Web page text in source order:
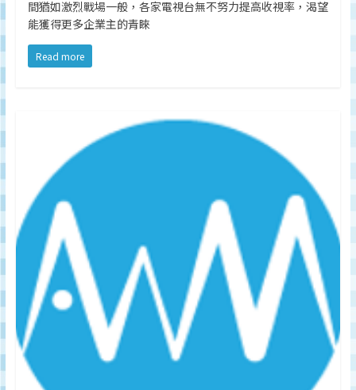
間猶如激烈戰場一般，各家電視台無不努力提高收視率，渴望
能獲得更多企業主的青睞
Read more